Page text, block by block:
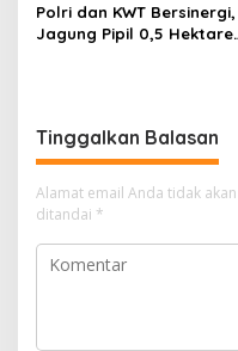
Polri dan KWT Bersinergi,
Jagung Pipil 0,5 Hektare
Tinggalkan Balasan
Alamat email Anda tidak
ditandai *